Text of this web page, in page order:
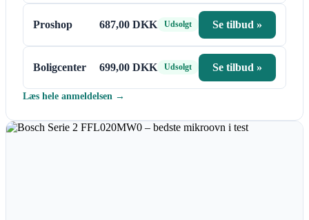
Proshop 687,00 DKK Udsolgt Se tilbud »
Boligcenter 699,00 DKK Udsolgt Se tilbud »
Læs hele anmeldelsen →